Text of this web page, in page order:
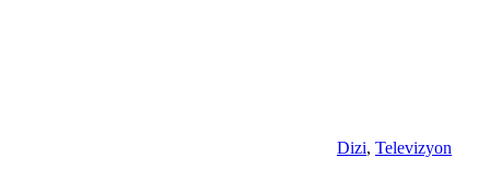
Dizi, Televizyon